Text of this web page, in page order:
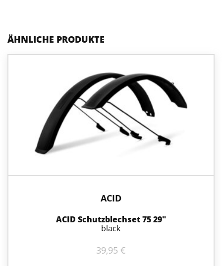
ÄHNLICHE PRODUKTE
ACID
ACID Schutzblechset 75 29″
black
39,95 €